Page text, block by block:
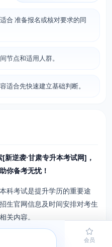
合 准备报名或核对要求的同
节点和适用人群。
适合先快速建立基础判断。
逆袭·甘肃专升本考试网]，
你备考无忧！
科考试是提升学历的重要途
生官网信息及时间安排对考生
关内容。
会员